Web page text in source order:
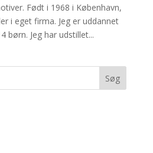
Født i 1968 i København,
i eget firma. Jeg er uddannet
børn. Jeg har udstillet...